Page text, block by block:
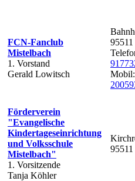
FCN-Fanclub
Mistelbach
1. Vorstand
Gerald Lowitsch
Mobil:
Förderverein
"Evangelische
Kindertageseinrichtung
und Volksschule
Mistelbach"
1. Vorsitzende
Tanja Köhler